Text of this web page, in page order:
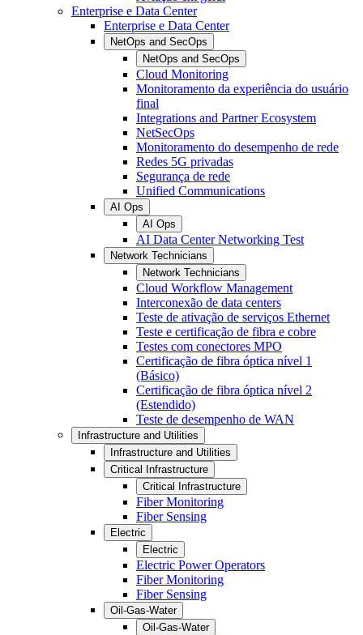
Enterprise e Data Center
Enterprise e Data Center
NetOps and SecOps
NetOps and SecOps
Cloud Monitoring
Monitoramento da experiência do usuário
final
Integrations and Partner Ecosystem
NetSecOps
Monitoramento do desempenho de rede
Redes 5G privadas
Segurança de rede
Unified Communications
AI Ops
AI Ops
AI Data Center Networking Test
Network Technicians
Network Technicians
Cloud Workflow Management
Interconexão de data centers
Teste de ativação de serviços Ethernet
Teste e certificação de fibra e cobre
Testes com conectores MPO
Certificação de fibra óptica nível 1
(Básico)
Certificação de fibra óptica nível 2
(Estendido)
Teste de desempenho de WAN
Infrastructure and Utilities
Infrastructure and Utilities
Critical Infrastructure
Critical Infrastructure
Fiber Monitoring
Fiber Sensing
Electric
Electric
Electric Power Operators
Fiber Monitoring
Fiber Sensing
Oil-Gas-Water
Oil-Gas-Water